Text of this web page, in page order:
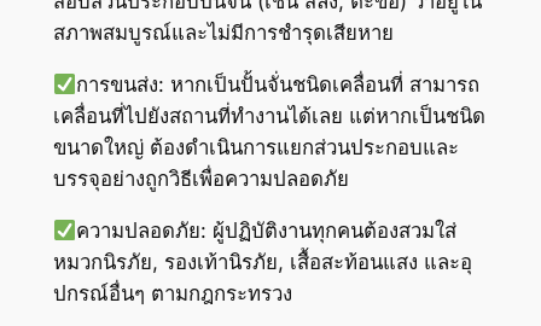
สภาพสมบูรณ์และไม่มีการชำรุดเสียหาย
การขนส่ง: หากเป็นปั้นจั่นชนิดเคลื่อนที่ สามารถ
เคลื่อนที่ไปยังสถานที่ทำงานได้เลย แต่หากเป็นชนิด
ขนาดใหญ่ ต้องดำเนินการแยกส่วนประกอบและ
บรรจุอย่างถูกวิธีเพื่อความปลอดภัย
ความปลอดภัย: ผู้ปฏิบัติงานทุกคนต้องสวมใส่
หมวกนิรภัย, รองเท้านิรภัย, เสื้อสะท้อนแสง และอุ
ปกรณ์อื่นๆ ตามกฎกระทรวง